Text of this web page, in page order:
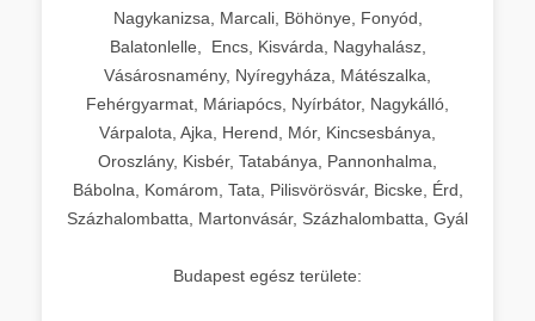
Nagykanizsa, Marcali, Böhönye, Fonyód,
Balatonlelle, Encs, Kisvárda, Nagyhalász,
Vásárosnamény, Nyíregyháza, Mátészalka,
Fehérgyarmat, Máriapócs, Nyírbátor, Nagykálló,
Várpalota, Ajka, Herend, Mór, Kincsesbánya,
Oroszlány, Kisbér, Tatabánya, Pannonhalma,
Bábolna, Komárom, Tata, Pilisvörösvár, Bicske, Érd,
Százhalombatta, Martonvásár, Százhalombatta, Gyál
Budapest egész területe: